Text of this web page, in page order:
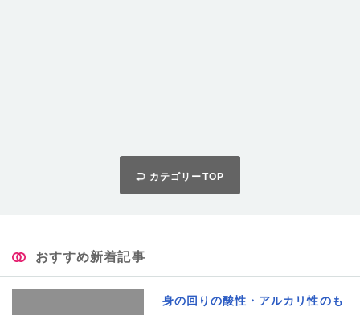
カテゴリーTOP
おすすめ新着記事
身の回りの酸性・アルカリ性のも